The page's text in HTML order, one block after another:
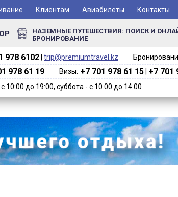
Клиентам Авиабилеты Контакты
НАЗЕМНЫЕ ПУТЕШЕСТВИЯ: ПОИСК И
БРОНИРОВАНИЕ
978 6102‬ trip@premiumtravel.kz
978 61 19 Визы: +7 701 978 61 15 +7 701
до 19:00, суббота - с 10.00 до 14.00